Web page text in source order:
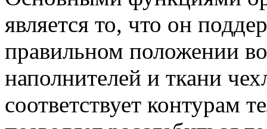
является то, что он
правильном положении
наполнителей и ткани
соответствует контурам